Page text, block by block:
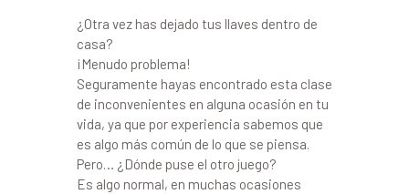
¿Otra vez has dejado tus llaves dentro de
casa?
¡Menudo problema!
Seguramente hayas encontrado esta clase
de inconvenientes en alguna ocasión en tu
vida, ya que por experiencia sabemos que
es algo más común de lo que se piensa.
Pero… ¿Dónde puse el otro juego?
Es algo normal, en muchas ocasiones